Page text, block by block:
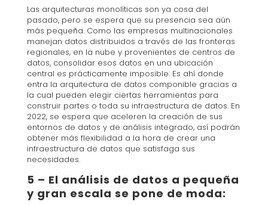
Las arquitecturas monolíticas son ya cosa del
pasado, pero se espera que su presencia sea aún
más pequeña. Como las empresas multinacionales
manejan datos distribuidos a través de las fronteras
regionales, en la nube y provenientes de centros de
datos, consolidar esos datos en una ubicación
central es prácticamente imposible. Es ahí donde
entra la arquitectura de datos componible gracias a
la cual pueden elegir ciertas herramientas para
construir partes o toda su infraestructura de datos. En
2022, se espera que aceleren la creación de sus
entornos de datos y de análisis integrado, así podrán
obtener más flexibilidad a la hora de crear una
infraestructura de datos que satisfaga sus
necesidades.
5 – El análisis de datos a pequeña
y gran escala se pone de moda: